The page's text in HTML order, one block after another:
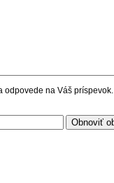
odpovede na Váš príspevok.